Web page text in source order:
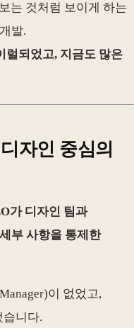
는 것처럼 보이게 하는
발.
럴되었고, 지금도 많은
자인 중심의
가 디자인 팀과
부 사항을 통제한
이 없었고,
습니다.